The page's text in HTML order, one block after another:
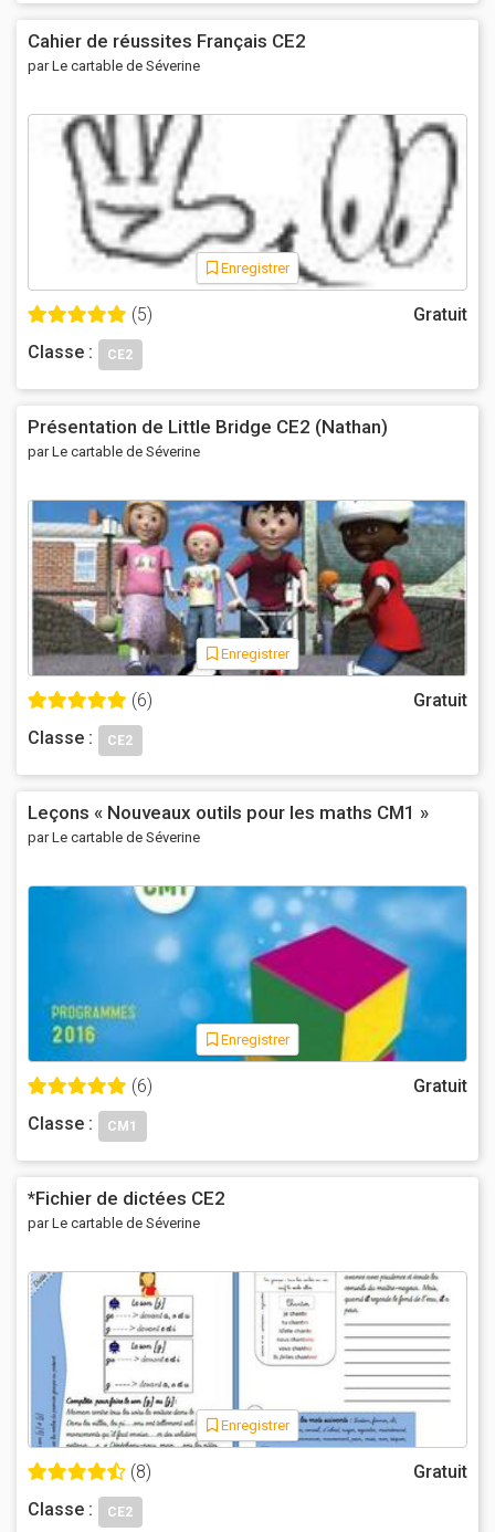
Cahier de réussites Français CE2
par Le cartable de Séverine
Enregistrer
(5)
Gratuit
Classe :
CE2
Présentation de Little Bridge CE2 (Nathan)
par Le cartable de Séverine
Enregistrer
(6)
Gratuit
Classe :
CE2
Leçons « Nouveaux outils pour les maths CM1 »
par Le cartable de Séverine
Enregistrer
(6)
Gratuit
Classe :
CM1
*Fichier de dictées CE2
par Le cartable de Séverine
Enregistrer
(8)
Gratuit
Classe :
CE2